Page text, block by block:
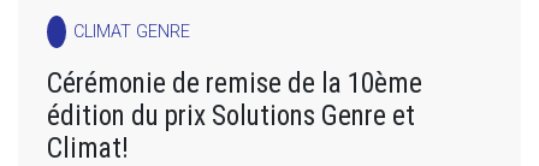
CLIMAT GENRE
Cérémonie de remise de la 10ème
édition du prix Solutions Genre et
Climat!